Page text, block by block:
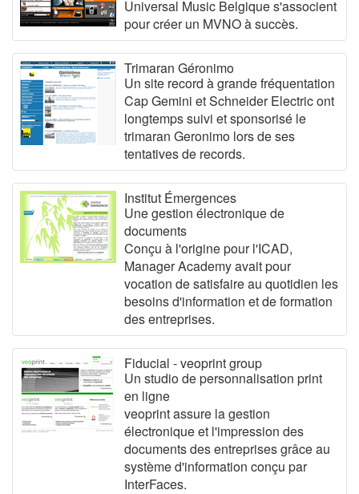
Universal Music Belgique s'associent
pour créer un MVNO à succès.
Trimaran Géronimo
Un site record à grande fréquentation
Cap Gemini et Schneider Electric ont
longtemps suivi et sponsorisé le
trimaran Geronimo lors de ses
tentatives de records.
Institut Émergences
Une gestion électronique de
documents
Conçu à l'origine pour l'ICAD,
Manager Academy avait pour
vocation de satisfaire au quotidien les
besoins d'information et de formation
des entreprises.
Fiducial - veoprint group
Un studio de personnalisation print
en ligne
veoprint assure la gestion
électronique et l'impression des
documents des entreprises grâce au
système d'information conçu par
InterFaces.